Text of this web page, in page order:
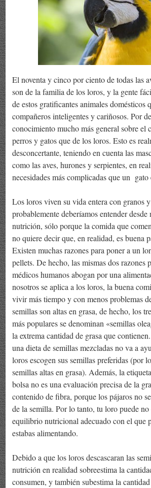
El noventa y cinco por ciento de todas las
son de la familia de los loros, y la gente
de estos gratificantes animales domésticos
compañeros inteligentes y cariñosos. Por
conocimiento mucho más general sobre el
perros y gatos que de los loros. Esto es
desconcertante, teniendo en cuenta las
como las aves, hurones y serpientes, en
necesidades más complicadas que un
Los loros viven su vida entera con granos
probablemente deberíamos entender desde
nutrición, sólo porque la comida que
no quiere decir que, en realidad, es buena
Existen muchas razones para poner a un
pellets. De hecho, las mismas dos razones
médicos humanos abogan por una
nosotros se aplica a los loros, la buena
vivir más tiempo y con menos problemas
semillas son altas en grasa, de hecho, los
más populares se denominan «semillas
la extrema cantidad de grasa que
una dieta de semillas mezcladas no va a
loros escogen sus semillas preferidas (por
semillas altas en grasa). Además, la
bolsa no es una evaluación precisa de la
contenido de fibra, porque los pájaros no
de la semilla. Por lo tanto, tu loro puede
equilibrio nutricional adecuado con el que
estabas alimentando.
Debido a que los loros descascaran las
nutrición en realidad sobreestima la
consumen, y también subestima la